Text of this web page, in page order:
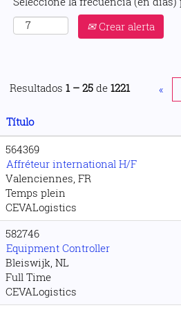
Crear alerta
Resultados 1 – 25 de 1221 «
Título
564369
Affréteur international H/F
Valenciennes, FR
Temps plein
CEVALogistics
582746
Equipment Controller
Bleiswijk, NL
Full Time
CEVALogistics